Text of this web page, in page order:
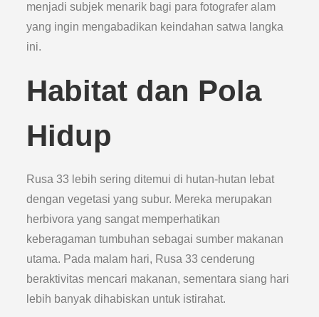
menjadi subjek menarik bagi para fotografer alam
yang ingin mengabadikan keindahan satwa langka
ini.
Habitat dan Pola
Hidup
Rusa 33 lebih sering ditemui di hutan-hutan lebat
dengan vegetasi yang subur. Mereka merupakan
herbivora yang sangat memperhatikan
keberagaman tumbuhan sebagai sumber makanan
utama. Pada malam hari, Rusa 33 cenderung
beraktivitas mencari makanan, sementara siang hari
lebih banyak dihabiskan untuk istirahat.